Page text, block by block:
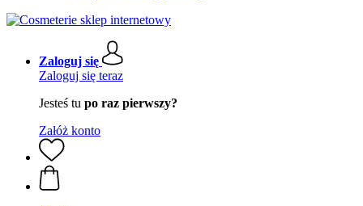
Zaloguj się
Zaloguj się teraz
Jesteś tu po raz pierwszy?
Załóż konto